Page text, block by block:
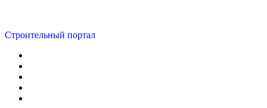
Строительный портал